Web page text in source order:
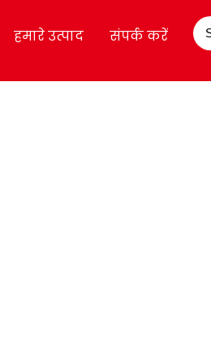
हमारे उत्पाद संपर्क करें